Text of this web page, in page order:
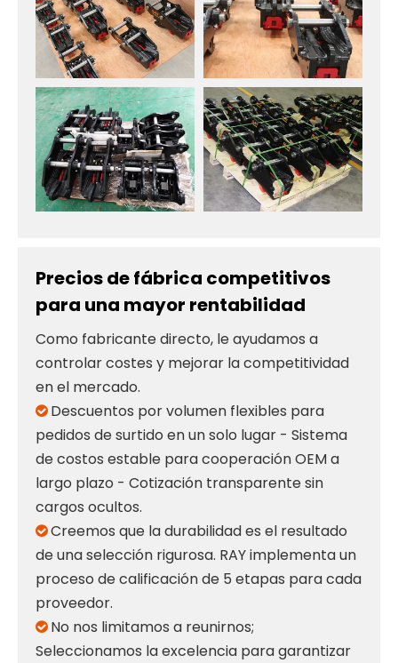
Precios de fábrica competitivos
para una mayor rentabilidad
Como fabricante directo, le ayudamos a
controlar costes y mejorar la competitividad
en el mercado.
 Descuentos por volumen flexibles para
pedidos de surtido en un solo lugar - Sistema
de costos estable para cooperación OEM a
largo plazo - Cotización transparente sin
cargos ocultos.
Creemos que la durabilidad es el resultado
de una selección rigurosa. RAY implementa un
proceso de calificación de 5 etapas para cada
proveedor.
 No nos limitamos a reunirnos;
Seleccionamos la excelencia para garantizar